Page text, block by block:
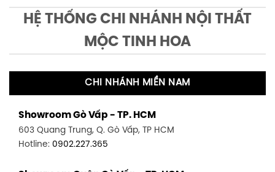
HỆ THỐNG CHI NHÁNH NỘI THẤT
MỘC TINH HOA
CHI NHÁNH MIỀN NAM
Showroom Gò Vấp - TP. HCM
603 Quang Trung, Q. Gò Vấp, TP HCM
Hotline: 0902.227.365